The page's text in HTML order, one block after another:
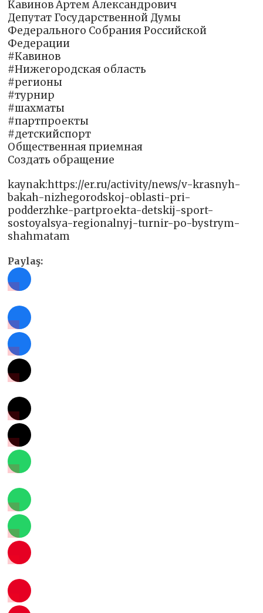
Кавинов Артем Александрович
Депутат Государственной Думы
Федерального Собрания Российской
Федерации
#Кавинов
#Нижегородская область
#регионы
#турнир
#шахматы
#партпроекты
#детскийспорт
Общественная приемная
Создать обращение
kaynak:https://er.ru/activity/news/v-krasnyh-
bakah-nizhegorodskoj-oblasti-pri-
podderzhke-partproekta-detskij-sport-
sostoyalsya-regionalnyj-turnir-po-bystrym-
shahmatam
Paylaş: